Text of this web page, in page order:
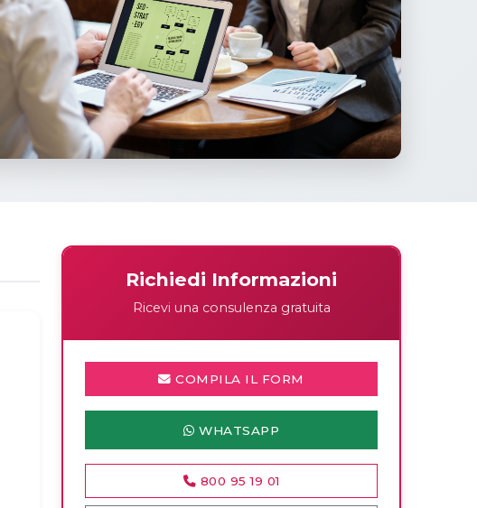
Richiedi Informazioni
Ricevi una consulenza gratuita
COMPILA IL FORM
WHATSAPP
800 95 19 01